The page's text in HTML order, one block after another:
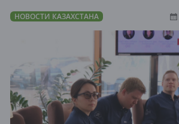
НОВОСТИ КАЗАХСТАНА